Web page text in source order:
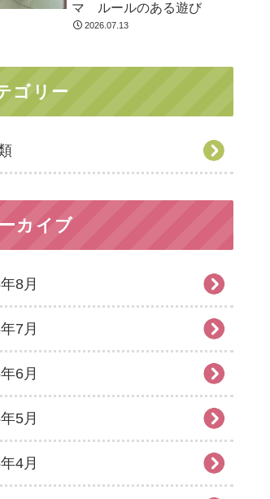
マ ルールのある遊び
2026.07.13
ゴリー
カイブ
8月
7月
6月
5月
4月